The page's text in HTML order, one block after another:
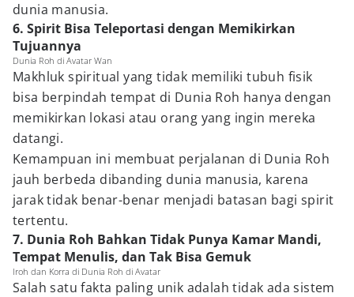
dunia manusia.
6. Spirit Bisa Teleportasi dengan Memikirkan
Tujuannya
Dunia Roh di Avatar Wan
Makhluk spiritual yang tidak memiliki tubuh fisik
bisa berpindah tempat di Dunia Roh hanya dengan
memikirkan lokasi atau orang yang ingin mereka
datangi.
Kemampuan ini membuat perjalanan di Dunia Roh
jauh berbeda dibanding dunia manusia, karena
jarak tidak benar-benar menjadi batasan bagi spirit
tertentu.
7. Dunia Roh Bahkan Tidak Punya Kamar Mandi,
Tempat Menulis, dan Tak Bisa Gemuk
Iroh dan Korra di Dunia Roh di Avatar
Salah satu fakta paling unik adalah tidak ada sistem